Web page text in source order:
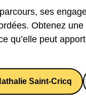
ses
Obtenez
qu’elle peut
Saint-Cricq